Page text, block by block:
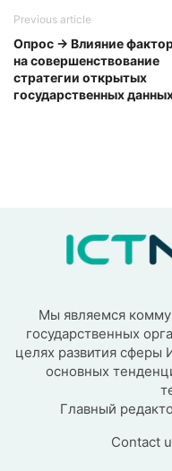
Previous article
Опрос → Влияние
на совершенствование
стратегии открытых
государственных
Мы являемся
государственных
целях развития сферы
основных
Главный
Contact